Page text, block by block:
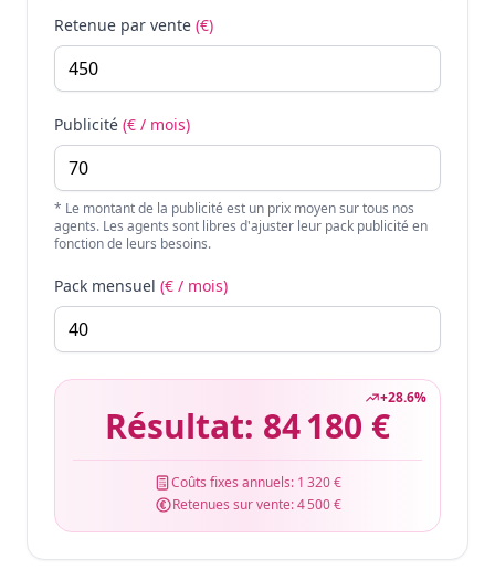
Retenue par vente (€)
Publicité (€ / mois)
* Le montant de la publicité est un prix moyen sur tous nos
agents. Les agents sont libres d'ajuster leur pack publicité en
fonction de leurs besoins.
Pack mensuel (€ / mois)
+28.6%
Résultat: 84 180 €
Coûts fixes annuels: 1 320 €
Retenues sur vente:4 500 €